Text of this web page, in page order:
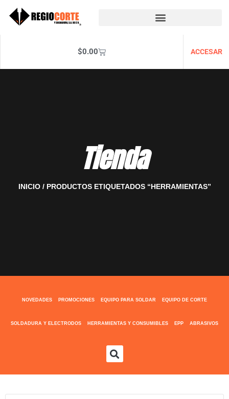
$0.00 ACCESAR
Tienda
INICIO/ PRODUCTOS ETIQUETADOS “HERRAMIENTAS”
NOVEDADES PROMOCIONES EQUIPO PARA SOLDAR EQUIPO DE CORTE
SOLDADURA Y ELECTRODOS HERRAMIENTAS Y CONSUMIBLES EPP ABRASIVOS